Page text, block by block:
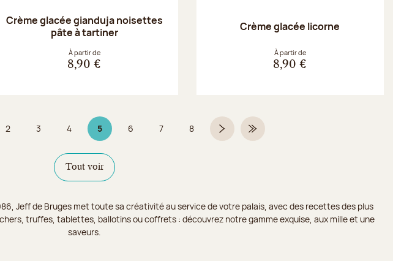
Crème glacée gianduja noisettes
pâte à tartiner
À partir de
8,90 €
Crème glacée licorne
À partir de
8,90 €
Page
2 Page
3 Page
4 5Page 5 sur 9
Page
6 Page
7 Page
8 Page suivanteDernière page
Tout voir
Jeff de Bruges met toute sa créativité au service de votre palais, avec des recettes des plus
truffes, tablettes, ballotins ou coffrets : découvrez notre gamme exquise, aux mille et une
saveurs.